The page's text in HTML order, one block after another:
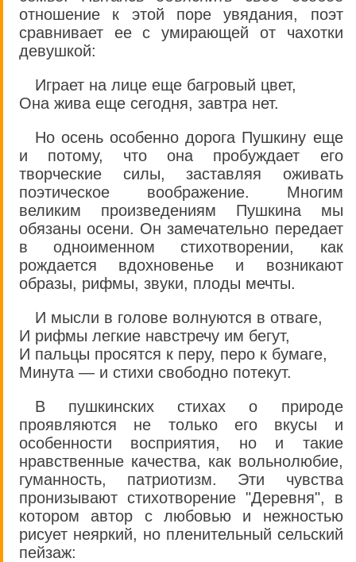
отношение к этой поре увядания, поэт
сравнивает ее с умирающей от чахотки
девушкой:
Играет на лице еще багровый цвет,
Она жива еще сегодня, завтра нет.
Но осень особенно дорога Пушкину еще
и потому, что она пробуждает его
творческие силы, заставляя оживать
поэтическое воображение. Многим
великим произведениям Пушкина мы
обязаны осени. Он замечательно передает
в одноименном стихотворении, как
рождается вдохновенье и возникают
образы, рифмы, звуки, плоды мечты.
И мысли в голове волнуются в отваге,
И рифмы легкие навстречу им бегут,
И пальцы просятся к перу, перо к бумаге,
Минута — и стихи свободно потекут.
В пушкинских стихах о природе
проявляются не только его вкусы и
особенности восприятия, но и такие
нравственные качества, как вольнолюбие,
гуманность, патриотизм. Эти чувства
пронизывают стихотворение "Деревня", в
котором автор с любовью и нежностью
рисует неяркий, но пленительный сельский
пейзаж: